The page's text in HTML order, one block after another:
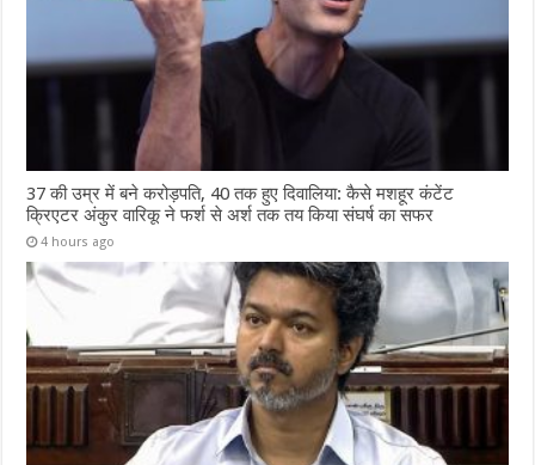
37 की उम्र में बने करोड़पति, 40 तक हुए दिवालिया: कैसे मशहूर कंटेंट
क्रिएटर अंकुर वारिकू ने फर्श से अर्श तक तय किया संघर्ष का सफर
4 hours ago